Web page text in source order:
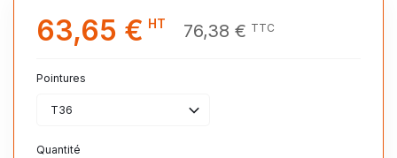
63,65 € HT 76,38 € TTC
Pointures
T36
Quantité